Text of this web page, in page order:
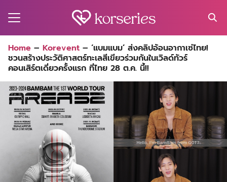
for:
Home – Korevent – ‘แบมแบม’ ส่งคลิปอ้อนอากาเซ่ไทย!
ชวนสร้างประวัติศาสตร์ทะเลสีเขียวร่วมกันในเวิลด์ทัวร์
คอนเสิร์ตเดี่ยวครั้งแรก ที่ไทย 28 ต.ค. นี้!!